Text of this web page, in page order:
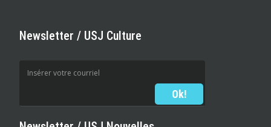
Newsletter / USJ Culture